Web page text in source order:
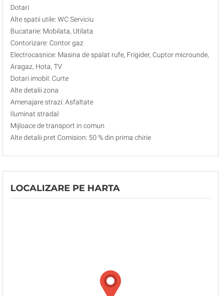
Dotari
Alte spatii utile: WC Serviciu
Bucatarie: Mobilata, Utilata
Contorizare: Contor gaz
Electrocasnice: Masina de spalat rufe, Frigider, Cuptor microunde,
Aragaz, Hota, TV
Dotari imobil: Curte
Alte detalii zona
Amenajare strazi: Asfaltate
Iluminat stradal
Mijloace de transport in comun
Alte detalii pret Comision: 50 % din prima chirie
LOCALIZARE PE HARTA